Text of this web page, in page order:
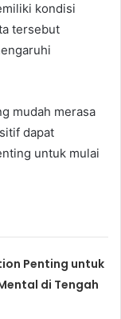
kondisi
tersebut
mudah merasa
dapat
untuk mulai
Penting untuk
di Tengah